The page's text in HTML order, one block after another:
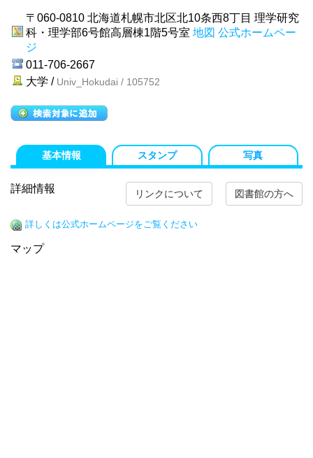
〒060-0810 北海道札幌市北区北10条西8丁目 理学研究
科・理学部6号館高層棟1階5号室 地図 公式ホームペー
ジ
011-706-2667
大学 / Univ_Hokudai / 105752
基本情報 スタンプ 写真
リンクについて 図書館の方へ
詳細情報
詳しくは公式ホームページをご覧ください
マップ